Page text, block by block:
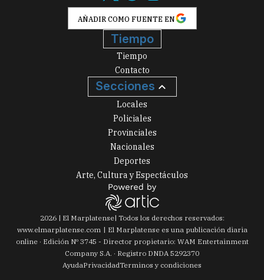
AÑADIR COMO FUENTE EN
Tiempo
Tiempo
Contacto
Secciones
Locales
Policiales
Provinciales
Nacionales
Deportes
Arte, Cultura y Espectáculos
2026| El Marplatense| Todos los derechos reservados:
www.elmarplatense.com
El Marplatense es una publicación diaria
online · Edición Nº 3745 - Director propietario: WAM Entertainment
Company S.A. · Registro DNDA 5292370
AyudaPrivacidadTerminos y condiciones